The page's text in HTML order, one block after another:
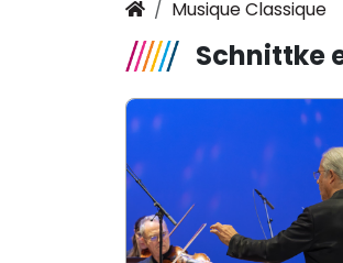
Musique Classique
Schnittke